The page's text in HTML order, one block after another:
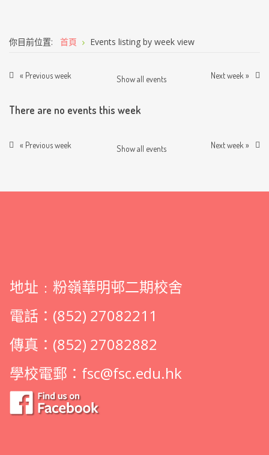
你目前位置: 首頁 Events listing by week view
« Previous week Show all events Next week »
There are no events this week
« Previous week Show all events Next week »
地址﹕粉嶺華明邨二期校舍
電話：(852) 27082211
傳真：(852) 27082882
學校電郵： fsc@fsc.edu.hk